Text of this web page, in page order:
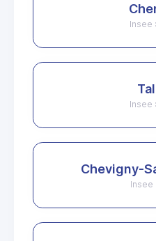
Insee
Insee
Chevigny-
Insee